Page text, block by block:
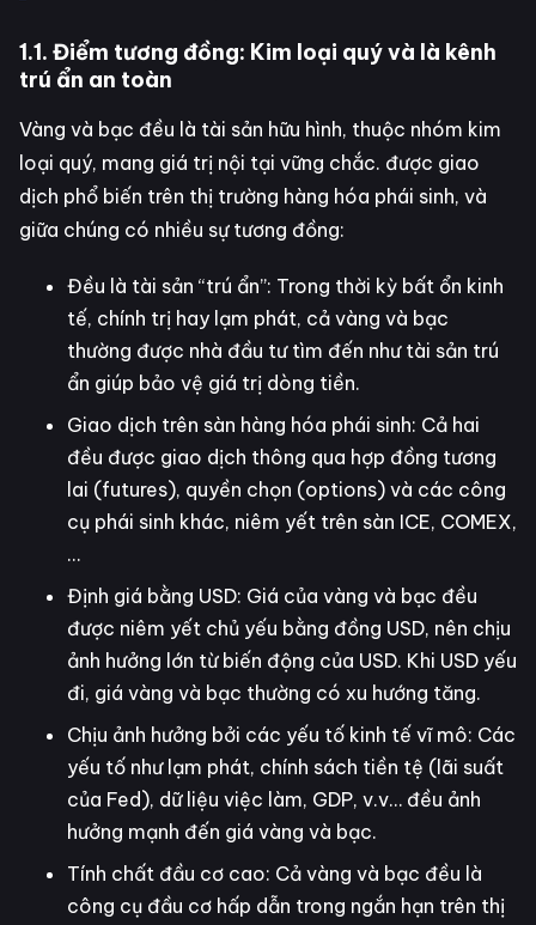
1.1. Điểm tương đồng: Kim loại quý và là kênh
trú ẩn an toàn
Vàng và bạc đều là tài sản hữu hình, thuộc nhóm kim
loại quý, mang giá trị nội tại vững chắc. được giao
dịch phổ biến trên thị trường hàng hóa phái sinh, và
giữa chúng có nhiều sự tương đồng:
Đều là tài sản “trú ẩn”: Trong thời kỳ bất ổn kinh
tế, chính trị hay lạm phát, cả vàng và bạc
thường được nhà đầu tư tìm đến như tài sản trú
ẩn giúp bảo vệ giá trị dòng tiền.
Giao dịch trên sàn hàng hóa phái sinh: Cả hai
đều được giao dịch thông qua hợp đồng tương
lai (futures), quyền chọn (options) và các công
cụ phái sinh khác, niêm yết trên sàn ICE, COMEX,
…
Định giá bằng USD: Giá của vàng và bạc đều
được niêm yết chủ yếu bằng đồng USD, nên chịu
ảnh hưởng lớn từ biến động của USD. Khi USD yếu
đi, giá vàng và bạc thường có xu hướng tăng.
Chịu ảnh hưởng bởi các yếu tố kinh tế vĩ mô: Các
yếu tố như lạm phát, chính sách tiền tệ (lãi suất
của Fed), dữ liệu việc làm, GDP, v.v… đều ảnh
hưởng mạnh đến giá vàng và bạc.
Tính chất đầu cơ cao: Cả vàng và bạc đều là
công cụ đầu cơ hấp dẫn trong ngắn hạn trên thị